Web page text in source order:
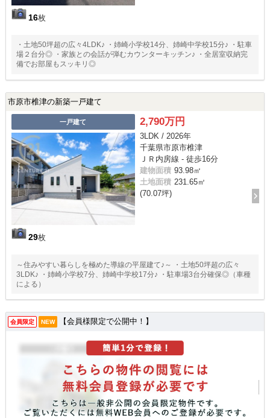
16枚
・土地50坪超の広々4LDK♪ ・姉崎小学校14分、姉崎中学校15分♪ ・駐車
場２台分◎ ・家族との会話が弾むカウンターキッチン♪ ・全居室収納完
備でお部屋もスッキリ◎
市原市椎津の新築一戸建て
一戸建て
29枚
2,790万円
3LDK / 2026年
千葉県市原市椎津
ＪＲ内房線 - 徒歩16分
建物面積 93.98㎡
土地面積 231.65㎡
(70.07坪)
～住みやすい暮らしを極めた導線の平屋建て♪～ ・土地50坪超の広々
3LDK♪ ・姉崎小学校7分、姉崎中学校17分♪ ・駐車場3台分確保◎（車種
による）
会員限定 NEW 【会員様限定で公開中！】